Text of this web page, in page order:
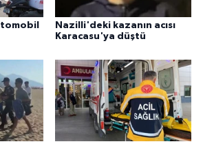
Nazilli'deki kazanın acısı
Karacasu'ya düştü